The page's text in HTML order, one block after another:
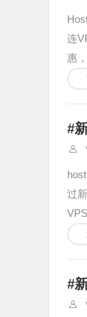
连
惠
#
过
#